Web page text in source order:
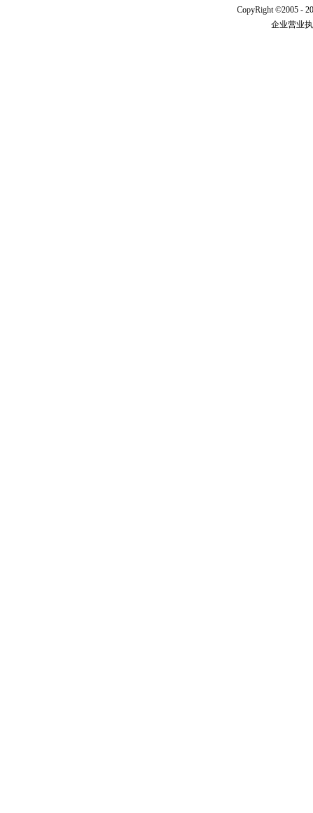
CopyRight ©2005 -
企业营业